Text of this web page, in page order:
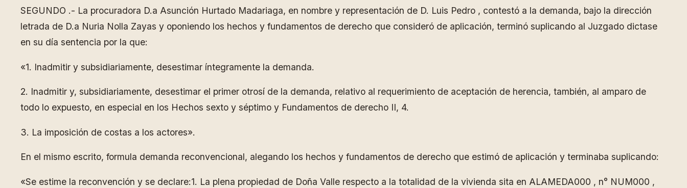
SEGUNDO .- La procuradora D.a Asunción Hurtado Madariaga, en nombre y representación de D. Luis Pedro , contestó a la demanda, bajo la dirección
letrada de D.a Nuria Nolla Zayas y oponiendo los hechos y fundamentos de derecho que consideró de aplicación, terminó suplicando al Juzgado dictase
en su día sentencia por la que:
«1. Inadmitir y subsidiariamente, desestimar íntegramente la demanda.
2. Inadmitir y, subsidiariamente, desestimar el primer otrosí de la demanda, relativo al requerimiento de aceptación de herencia, también, al amparo de
todo lo expuesto, en especial en los Hechos sexto y séptimo y Fundamentos de derecho II, 4.
3. La imposición de costas a los actores».
En el mismo escrito, formula demanda reconvencional, alegando los hechos y fundamentos de derecho que estimó de aplicación y terminaba suplicando:
«Se estime la reconvención y se declare:1. La plena propiedad de Doña Valle respecto a la totalidad de la vivienda sita en ALAMEDA000 , n° NUM000 ,